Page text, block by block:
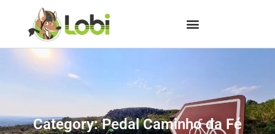
Category: Pedal Caminho da Fé